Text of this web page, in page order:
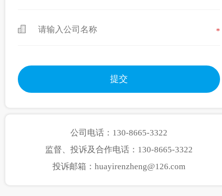
*
公司电话：130-8665-3322
监督、投诉及合作电话：130-8665-3322
投诉邮箱：huayirenzheng@126.com